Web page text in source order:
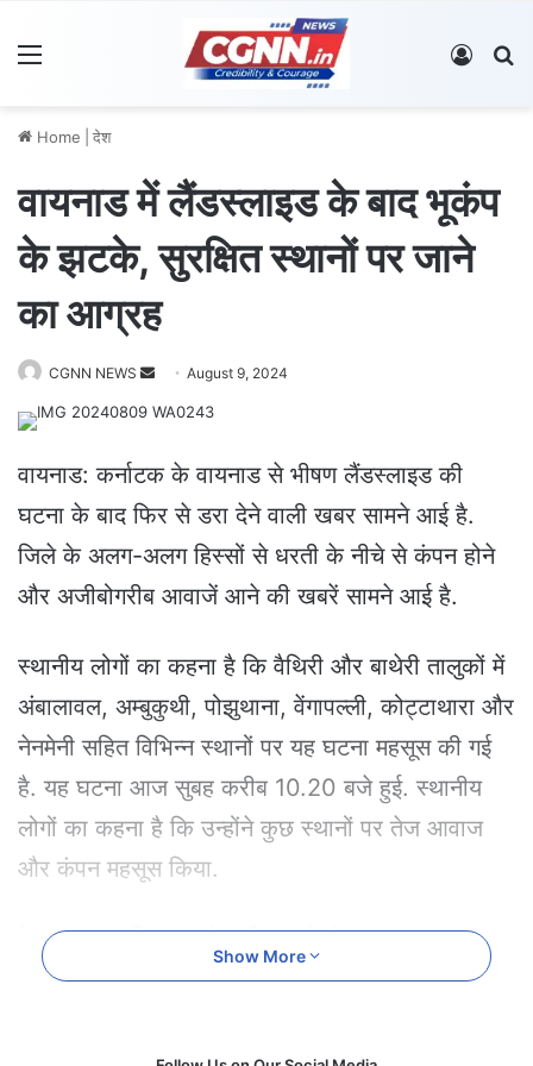
Log In
Home देश
वायनाड में लैंडस्लाइड के बाद भूकंप
के झटके, सुरक्षित स्थानों पर जाने
का आग्रह
CGNN NEWS
e
a
n
e
a
l
August 9, 2024
वायनाड: कर्नाटक के वायनाड से भीषण लैंडस्लाइड की
घटना के बाद फिर से डरा देने वाली खबर सामने आई है.
जिले के अलग-अलग हिस्सों से धरती के नीचे से कंपन होने
और अजीबोगरीब आवाजें आने की खबरें सामने आई है.
स्थानीय लोगों का कहना है कि वैथिरी और बाथेरी तालुकों में
अंबालावल, अम्बुकुथी, पोझुथाना, वेंगापल्ली, कोट्टाथारा और
नेनमेनी सहित विभिन्न स्थानों पर यह घटना महसूस की गई
है. यह घटना आज सुबह करीब 10.20 बजे हुई. स्थानीय
लोगों का कहना है कि उन्होंने कुछ स्थानों पर तेज आवाज
और कंपन महसूस किया.
केरल राजस्व विभाग भूकंप की जताई संभावना
Show More